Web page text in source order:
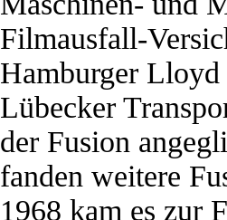
Filmausfall-
Hamburger
Lübecker
der Fusion
fanden weitere
1968 kam es zur